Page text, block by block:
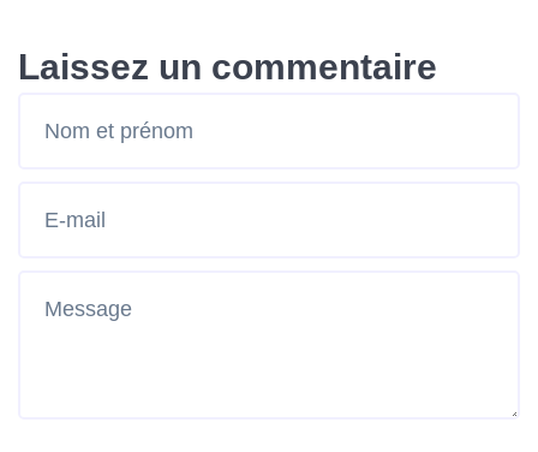
Laissez un commentaire